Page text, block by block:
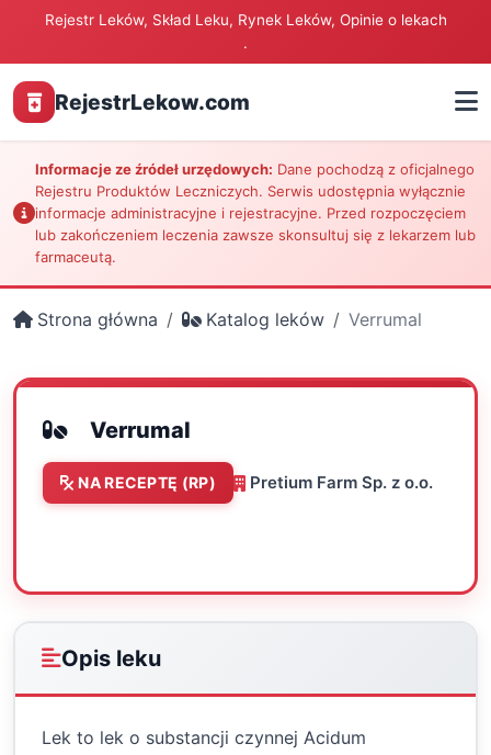
Rejestr Leków, Skład Leku, Rynek Leków, Opinie o lekach
.
RejestrLekow.com
Informacje ze źródeł urzędowych: Dane pochodzą z oficjalnego
Rejestru Produktów Leczniczych. Serwis udostępnia wyłącznie
informacje administracyjne i rejestracyjne. Przed rozpoczęciem
lub zakończeniem leczenia zawsze skonsultuj się z lekarzem lub
farmaceutą.
Strona główna Katalog leków Verrumal
Verrumal
NA RECEPTĘ (RP) Pretium Farm Sp. z o.o.
Opis leku
Lek to lek o substancji czynnej Acidum